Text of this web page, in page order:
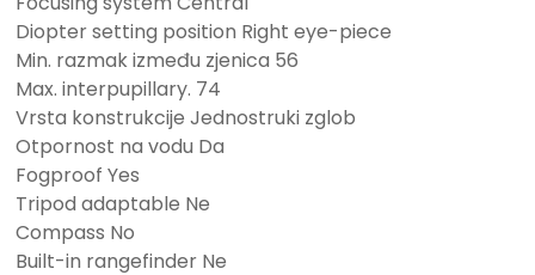
Diopter setting position Right eye-piece
Min. razmak između zjenica 56
Max. interpupillary. 74
Vrsta konstrukcije Jednostruki zglob
Otpornost na vodu Da
Fogproof Yes
Tripod adaptable Ne
Compass No
Built-in rangefinder Ne